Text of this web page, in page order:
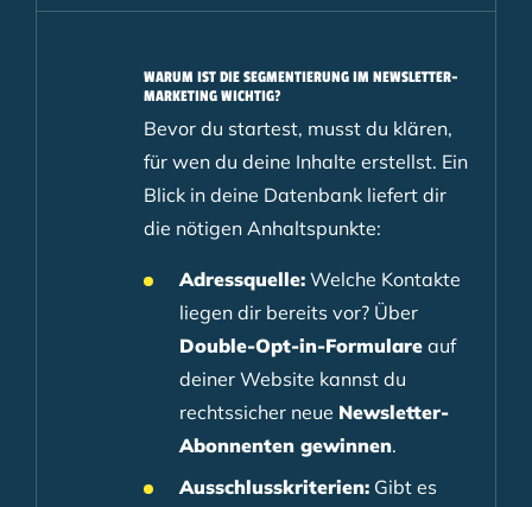
WARUM IST DIE SEGMENTIERUNG IM NEWSLETTER-
MARKETING WICHTIG?
Bevor du startest, musst du klären,
für wen du deine Inhalte erstellst. Ein
Blick in deine Datenbank liefert dir
die nötigen Anhaltspunkte:
Adressquelle: Welche Kontakte
liegen dir bereits vor? Über
Double-Opt-in-Formulare auf
deiner Website kannst du
rechtssicher neue Newsletter-
Abonnenten gewinnen.
Ausschlusskriterien: Gibt es